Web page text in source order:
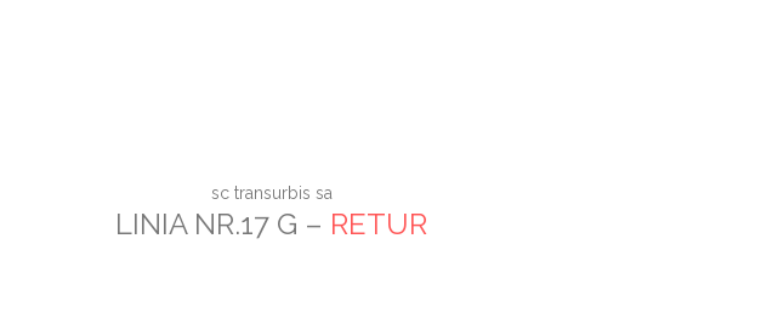
sc transurbis sa
LINIA NR.17 G – RETUR